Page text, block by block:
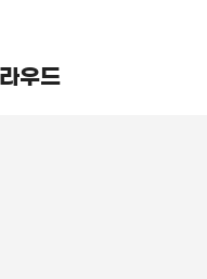
우드